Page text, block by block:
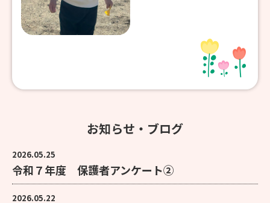
お知らせ・ブログ
2026.05.25
令和７年度 保護者アンケート②
2026.05.22